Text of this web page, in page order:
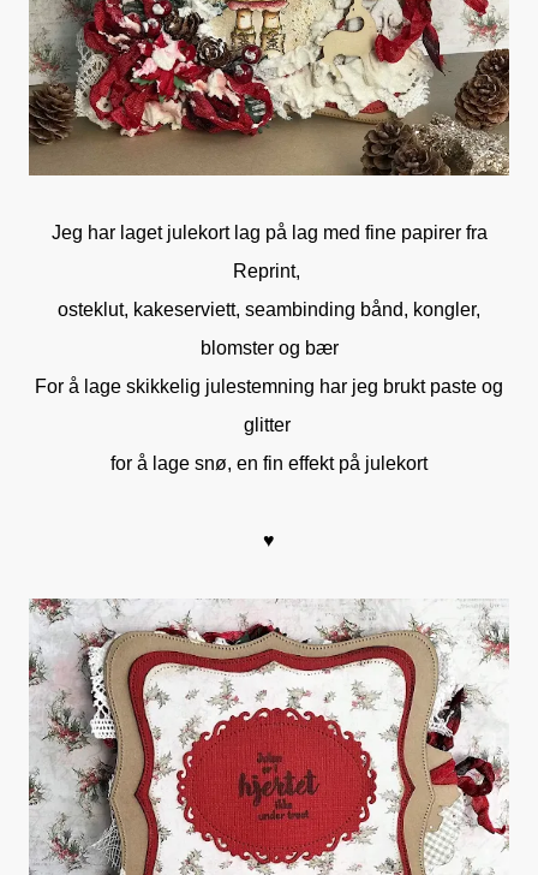
Jeg har laget julekort lag på lag med fine papirer fra
Reprint,
osteklut, kakeserviett, seambinding bånd, kongler,
blomster og bær
For å lage skikkelig julestemning har jeg brukt paste og
glitter
for å lage snø, en fin effekt på julekort
♥